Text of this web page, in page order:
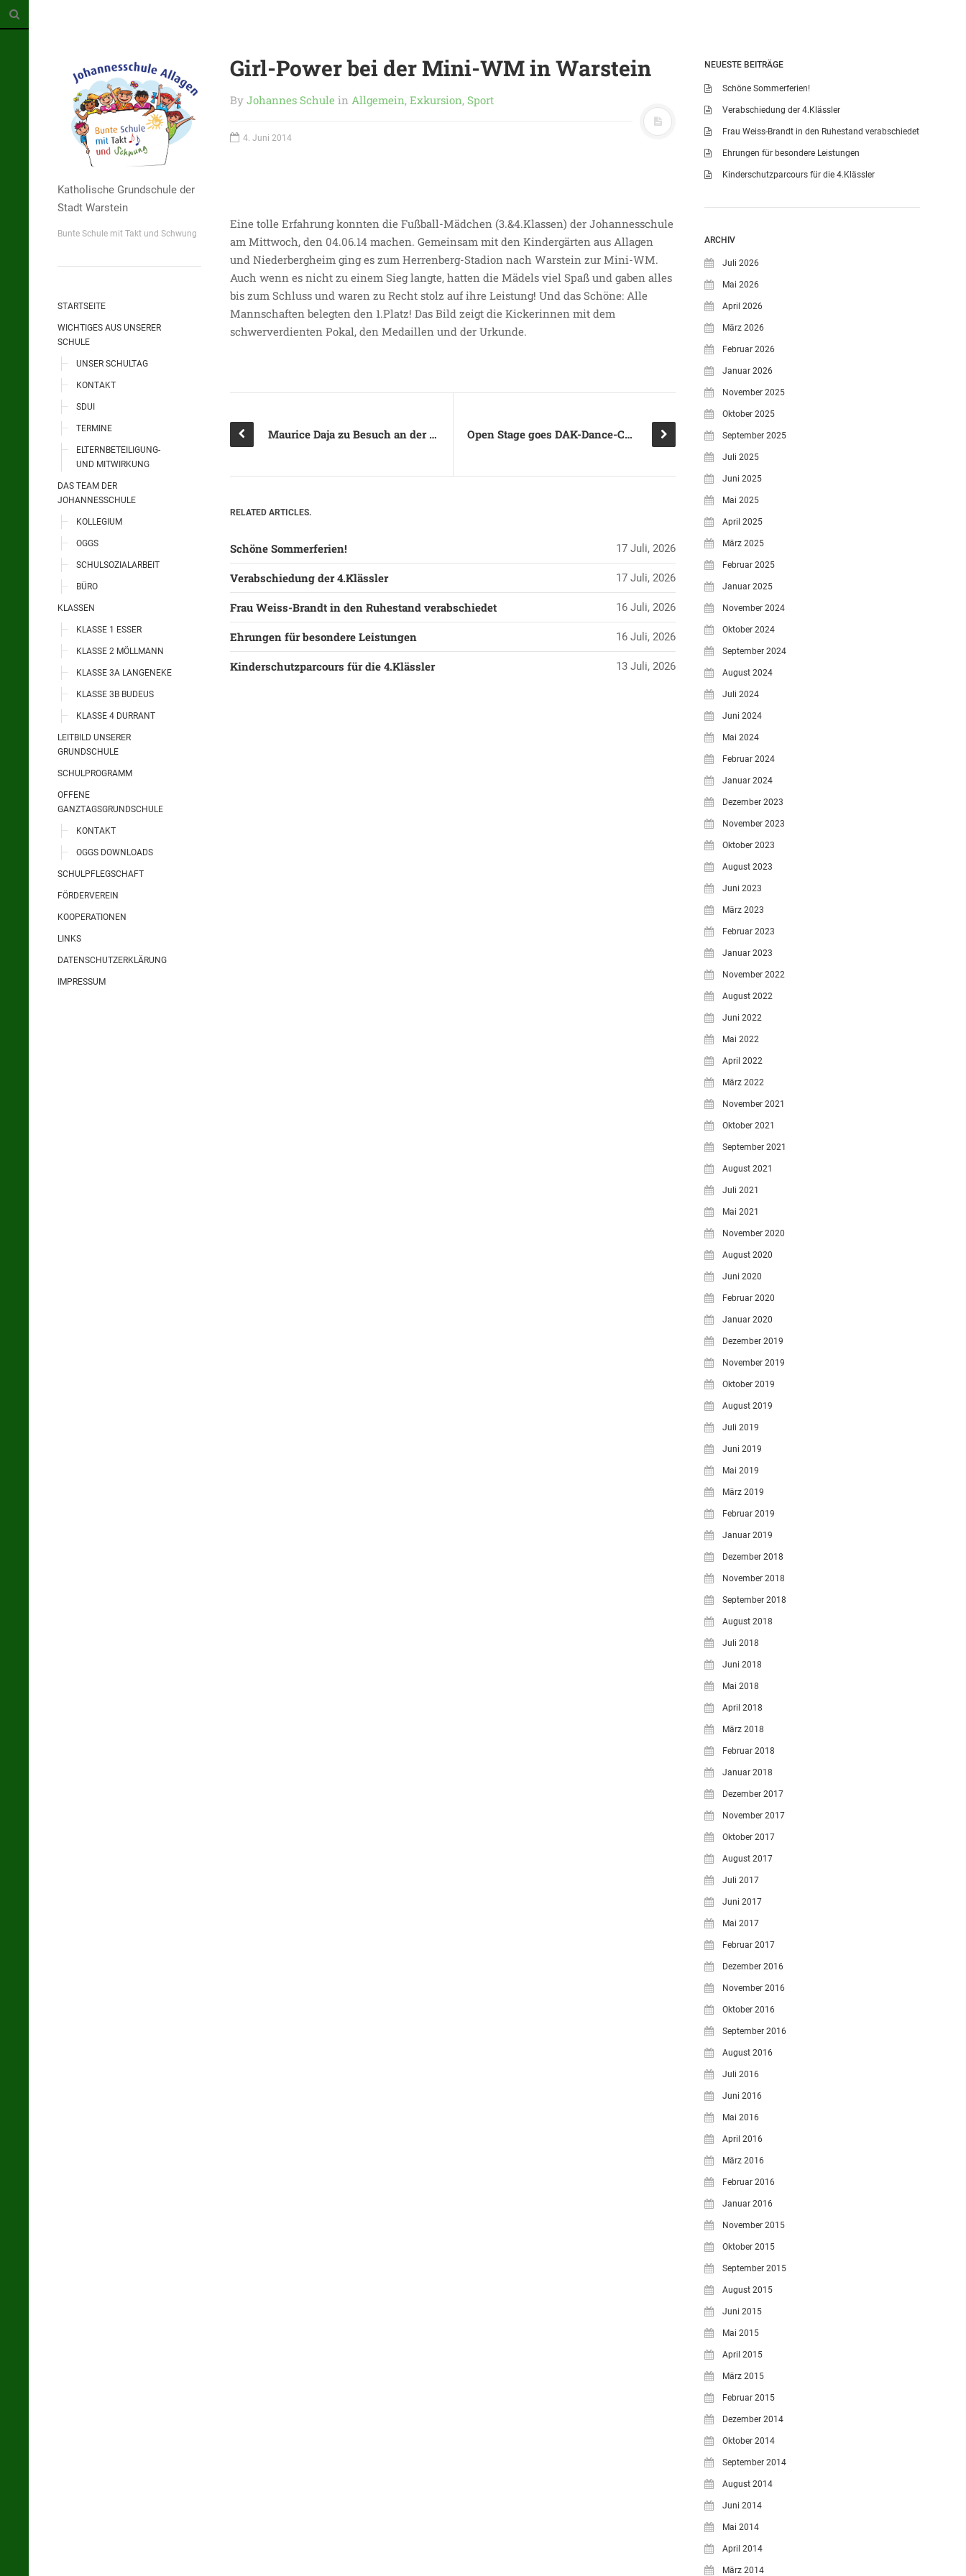
Katholische Grundschule der
Stadt Warstein
Bunte Schule mit Takt und Schwung
STARTSEITE
WICHTIGES AUS UNSERER
SCHULE
UNSER SCHULTAG
KONTAKT
SDUI
TERMINE
ELTERNBETEILIGUNG-
UND MITWIRKUNG
DAS TEAM DER
JOHANNESSCHULE
KOLLEGIUM
OGGS
SCHULSOZIALARBEIT
BÜRO
KLASSEN
KLASSE 1 ESSER
KLASSE 2 MÖLLMANN
KLASSE 3A LANGENEKE
KLASSE 3B BUDEUS
KLASSE 4 DURRANT
LEITBILD UNSERER
GRUNDSCHULE
SCHULPROGRAMM
OFFENE
GANZTAGSGRUNDSCHULE
KONTAKT
OGGS DOWNLOADS
SCHULPFLEGSCHAFT
FÖRDERVEREIN
KOOPERATIONEN
LINKS
DATENSCHUTZERKLÄRUNG
IMPRESSUM
Girl-Power bei der Mini-WM in Warstein
By Johannes Schule in Allgemein, Exkursion, Sport
4. Juni 2014
Eine tolle Erfahrung konnten die Fußball-Mädchen (3.&4.Klassen) der Johannesschule
am Mittwoch, den 04.06.14 machen. Gemeinsam mit den Kindergärten aus Allagen
und Niederbergheim ging es zum Herrenberg-Stadion nach Warstein zur Mini-WM.
Auch wenn es nicht zu einem Sieg langte, hatten die Mädels viel Spaß und gaben alles
bis zum Schluss und waren zu Recht stolz auf ihre Leistung! Und das Schöne: Alle
Mannschaften belegten den 1.Platz! Das Bild zeigt die Kickerinnen mit dem
schwerverdienten Pokal, den Medaillen und der Urkunde.
Maurice Daja zu Besuch an der Johannesschule Open Stage goes DAK-Dance-Contest
RELATED ARTICLES.
Schöne Sommerferien! 17 Juli, 2026
Verabschiedung der 4.Klässler 17 Juli, 2026
Frau Weiss-Brandt in den Ruhestand verabschiedet 16 Juli, 2026
Ehrungen für besondere Leistungen 16 Juli, 2026
Kinderschutzparcours für die 4.Klässler 13 Juli, 2026
NEUESTE BEITRÄGE
Schöne Sommerferien!
Verabschiedung der 4.Klässler
Frau Weiss-Brandt in den Ruhestand verabschiedet
Ehrungen für besondere Leistungen
Kinderschutzparcours für die 4.Klässler
ARCHIV
Juli 2026
Mai 2026
April 2026
März 2026
Februar 2026
Januar 2026
November 2025
Oktober 2025
September 2025
Juli 2025
Juni 2025
Mai 2025
April 2025
März 2025
Februar 2025
Januar 2025
November 2024
Oktober 2024
September 2024
August 2024
Juli 2024
Juni 2024
Mai 2024
Februar 2024
Januar 2024
Dezember 2023
November 2023
Oktober 2023
August 2023
Juni 2023
März 2023
Februar 2023
Januar 2023
November 2022
August 2022
Juni 2022
Mai 2022
April 2022
März 2022
November 2021
Oktober 2021
September 2021
August 2021
Juli 2021
Mai 2021
November 2020
August 2020
Juni 2020
Februar 2020
Januar 2020
Dezember 2019
November 2019
Oktober 2019
August 2019
Juli 2019
Juni 2019
Mai 2019
März 2019
Februar 2019
Januar 2019
Dezember 2018
November 2018
September 2018
August 2018
Juli 2018
Juni 2018
Mai 2018
April 2018
März 2018
Februar 2018
Januar 2018
Dezember 2017
November 2017
Oktober 2017
August 2017
Juli 2017
Juni 2017
Mai 2017
Februar 2017
Dezember 2016
November 2016
Oktober 2016
September 2016
August 2016
Juli 2016
Juni 2016
Mai 2016
April 2016
März 2016
Februar 2016
Januar 2016
November 2015
Oktober 2015
September 2015
August 2015
Juni 2015
Mai 2015
April 2015
März 2015
Februar 2015
Dezember 2014
Oktober 2014
September 2014
August 2014
Juni 2014
Mai 2014
April 2014
März 2014